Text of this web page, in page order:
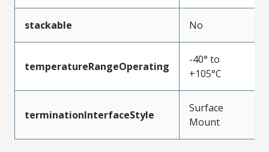
stackable No
temperatureRangeOperating
-40° to
+105°C
terminationInterfaceStyle
Surface
Mount